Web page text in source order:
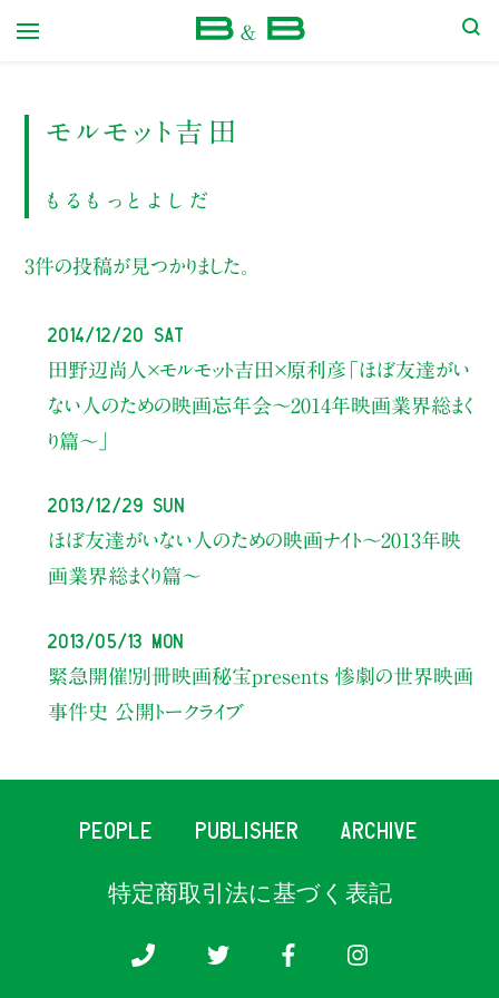
モルモット吉田
もるもっとよしだ
3件の投稿が見つかりました。
2014/12/20 Sat
田野辺尚人×モルモット吉田×原利彦「ほぼ友達がい
ない人のための映画忘年会～2014年映画業界総まく
り篇～」
2013/12/29 Sun
ほぼ友達がいない人のための映画ナイト～2013年映
画業界総まくり篇～
2013/05/13 Mon
緊急開催！別冊映画秘宝presents 惨劇の世界映画
事件史 公開トークライブ
PEOPLE PUBLISHER ARCHIVE
特定商取引法に基づく表記